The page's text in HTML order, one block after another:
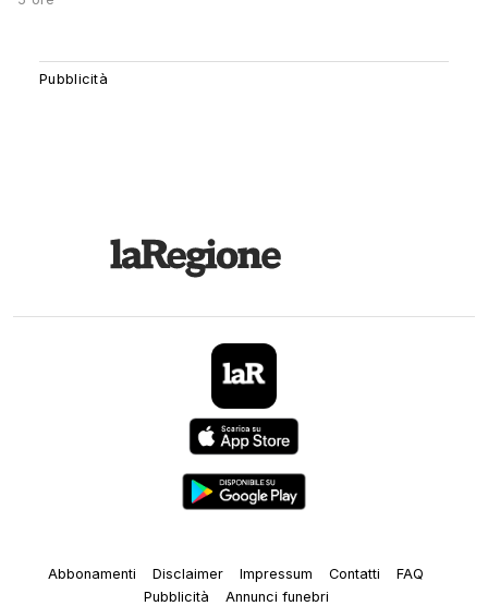
Abbonamenti Disclaimer Impressum Contatti
FAQ
Pubblicità
Annunci funebri